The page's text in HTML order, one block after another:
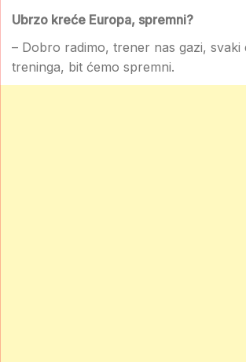
Ubrzo kreće Europa, spremni?
– Dobro radimo, trener nas gazi, svaki
treninga, bit ćemo spremni.